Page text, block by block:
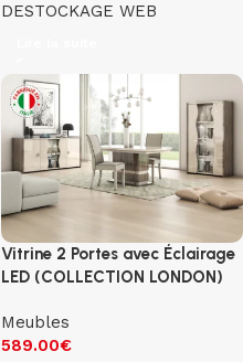
DESTOCKAGE WEB
Vitrine 2 Portes avec Éclairage
LED (COLLECTION LONDON)
Meubles
589.00€